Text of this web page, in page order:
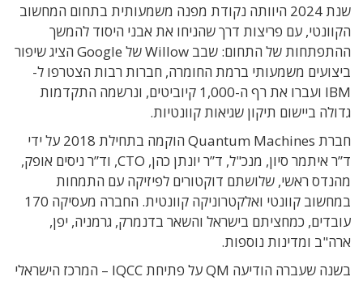
שנת 2024 היוותה נקודת מפנה משמעותית בתחום המחשוב
הקוונטי, עם פריצות דרך שהניחו את אבני היסוד להמשך
ההתפתחות של התחום: שבב Willow של Google הציג שיפור
ביצועים משמעותי ברמת החומרה, חברות רבות הצטרפו ל-
IBM ועברו את רף ה-1,000 קיוביטים, ונרשמה התקדמות
גדולה ביישום תיקון שגיאות קוונטיות.
חברת Quantum Machines הוקמה בתחילת 2018 על ידי
ד”ר איתמר סיון, מנכ"ל, ד”ר יונתן כהן, CTO, וד”ר ניסים אופק,
מהנדס ראשי, שלושתם דוקטורים לפיזיקה עם התמחות
במחשוב קוונטי ואלקטרוניקה קוונטית. החברה מעסיקה 170
עובדים, כמחציתם בישראל והשאר בדנמרק, גרמניה, יפן,
ארה"ב ומדינות נוספות.
בשנה שעברה הודיעה QM על פתיחת IQCC – המרכז הישראלי